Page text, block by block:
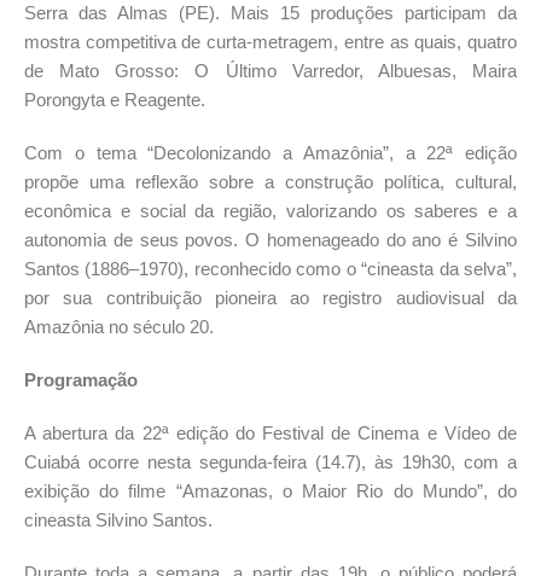
Serra das Almas (PE). Mais 15 produções participam da
mostra competitiva de curta-metragem, entre as quais, quatro
de Mato Grosso: O Último Varredor, Albuesas, Maira
Porongyta e Reagente.
Com o tema “Decolonizando a Amazônia”, a 22ª edição
propõe uma reflexão sobre a construção política, cultural,
econômica e social da região, valorizando os saberes e a
autonomia de seus povos. O homenageado do ano é Silvino
Santos (1886–1970), reconhecido como o “cineasta da selva”,
por sua contribuição pioneira ao registro audiovisual da
Amazônia no século 20.
Programação
A abertura da 22ª edição do Festival de Cinema e Vídeo de
Cuiabá ocorre nesta segunda-feira (14.7), às 19h30, com a
exibição do filme “Amazonas, o Maior Rio do Mundo”, do
cineasta Silvino Santos.